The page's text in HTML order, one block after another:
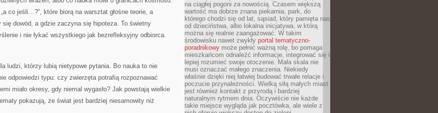
co jeśli…?”, które biorą na warsztat głośne teorie, a
dowód, a gdzie zaczyna się hipoteza. To świetny
i nie łykać wszystkiego jak bezrefleksyjny odbiorca.
ludzi, którzy lubią nietypowe pytania. Bo nauka to nie
odpowiedzi typu: czy zwierzęta potrafią rozpoznawać
miało okresy, gdy niemal wygasło? Jak powstają wielkie
pokazują, że świat jest bardziej niesamowity niż
na ciągłej pogoni za nowością. Czasem większą
wartość ma dobrze znana piekarnia, park, do
którego chodzi się od lat, sąsiad, który pamięta nas
od dzieciństwa, albo lokalna inicjatywa, w którą
można się realnie zaangażować. W takim
środowisku nawet zwykły portal tematyczno-
poradnikowy może pełnić ważną rolę, bo pomaga
mieszkańcom odnaleźć informacje, integrować się i
lepiej rozumieć swoje otoczenie. Mała skala nie
musi oznaczać małego znaczenia. Niekiedy
właśnie dzięki niej łatwiej budować trwałe relacje i
poczucie przynależności. Wielką siłą małych miast
jest również kontakt z przyrodą i bardziej
naturalnym rytmem dnia. Oczywiście nie każde
takie miejsce wygląda jak pocztówka, ale wiele z